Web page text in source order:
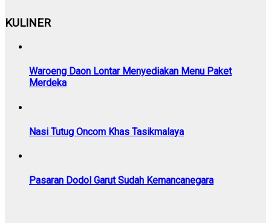
KULINER
Waroeng Daon Lontar Menyediakan Menu Paket
Merdeka
Nasi Tutug Oncom Khas Tasikmalaya
Pasaran Dodol Garut Sudah Kemancanegara